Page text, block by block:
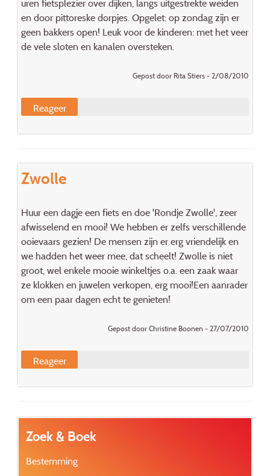
uren fietsplezier over dijken, langs uitgestrekte weiden
en door pittoreske dorpjes. Opgelet: op zondag zijn er
geen bakkers open! Leuk voor de kinderen: met het veer
de vele sloten en kanalen oversteken.
Gepost door Rita Stiers - 2/08/2010
Reageer
Zwolle
Huur een dagje een fiets en doe 'Rondje Zwolle', zeer
afwisselend en mooi! We hebben er zelfs verschillende
ooievaars gezien! De mensen zijn er erg vriendelijk en
we hadden het weer mee, dat scheelt! Zwolle is niet
groot, wel enkele mooie winkeltjes o.a. een zaak waar
ze klokken en juwelen verkopen, erg mooi!Een aanrader
om een paar dagen echt te genieten!
Gepost door Christine Boonen - 27/07/2010
Reageer
Zoek & Boek
Bestemming